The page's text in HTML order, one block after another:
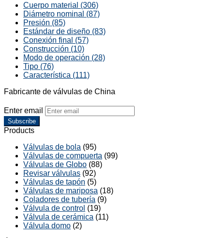
Cuerpo material (306)
Diámetro nominal (87)
Presión (85)
Estándar de diseño (83)
Conexión final (57)
Construcción (10)
Modo de operación (28)
Tipo (76)
Característica (111)
Fabricante de válvulas de China
Enter email
Subscribe
Products
Válvulas de bola (95)
Válvulas de compuerta (99)
Válvulas de Globo (88)
Revisar válvulas (92)
Válvulas de tapón (5)
Válvulas de mariposa (18)
Coladores de tubería (9)
Válvula de control (19)
Válvula de cerámica (11)
Válvula domo (2)